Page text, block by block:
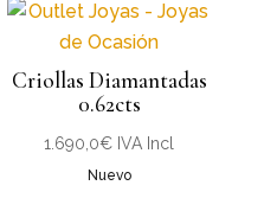
Criollas Diamantadas
0.62cts
1.690,0€ IVA Incl
Nuevo